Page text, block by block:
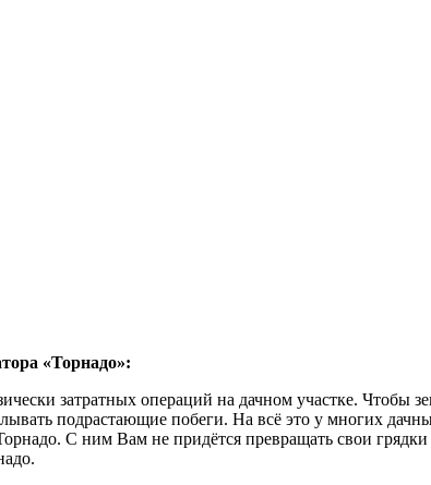
«Торнадо»:
затратных операций на дачном участке. Чтобы
подрастающие побеги. На всё это у многих
С ним Вам не придётся превращать свои